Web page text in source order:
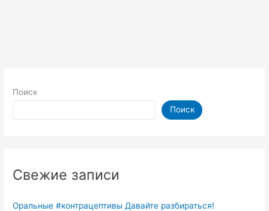
Поиск
Поиск
Свежие записи
Оральные #контрацептивы Давайте разбираться!